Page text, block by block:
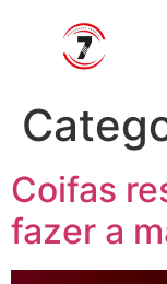
Coifas
fazer a